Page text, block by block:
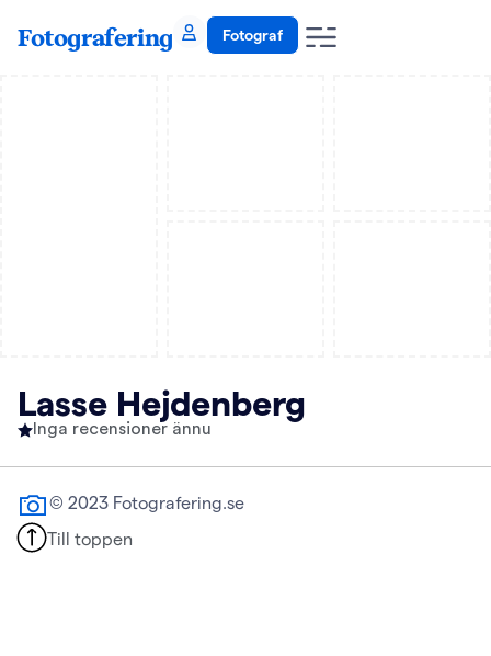
Fotografering Fotograf
Lasse Hejdenberg
Inga recensioner ännu
© 2023 Fotografering.se
Till toppen